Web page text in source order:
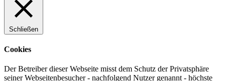
Schließen
Cookies
Der Betreiber dieser Webseite misst dem Schutz der Privatsphäre
seiner Webseitenbesucher - nachfolgend Nutzer genannt - höchste